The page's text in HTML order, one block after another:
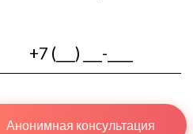
Анонимная консультация